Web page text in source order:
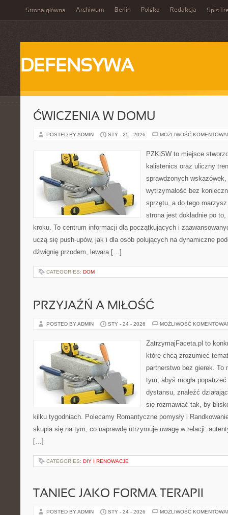
Strona główna Archiwum Berlin Polska Redakcja Spis
DEFENSYWA
ĆWICZENIA W DOMU
POSTED BY ADMIN STY - 25 - 2026 MOŻLIWOŚĆ
PZKiSW to miejsce
kalistenics oraz uliczny
sprawdzonych
wytrzymałość bez
sprzętu, a do tego
strona jest dokładnie po
kroku. To centrum informacji dla początkujących i
uczą się push-upów, jak i dla osób polujących na dynamiczne
dźwignię przodem, lewara […]
CATEGORIES: DOM
PRZYJAŹŃ A MIŁOŚĆ
POSTED BY ADMIN STY - 24 - 2026 MOŻLIWOŚĆ
ZatrzymajFaceta.pl to
które chcą zrozumieć
partnerstwo bez gierek. To
tym, abyś mogła
dystansu, znaleźć
się rozmawiać tak, by
kilku tygodniach. Polecamy Romantyczne pomysły i
skupia się na tym, co naprawdę utrzymuje uwagę w relacji:
[…]
CATEGORIES: DIY I RENOWACJE
TANIEC JAKO FORMA TERAPII
POSTED BY ADMIN STY - 24 - 2026 MOŻLIWOŚĆ